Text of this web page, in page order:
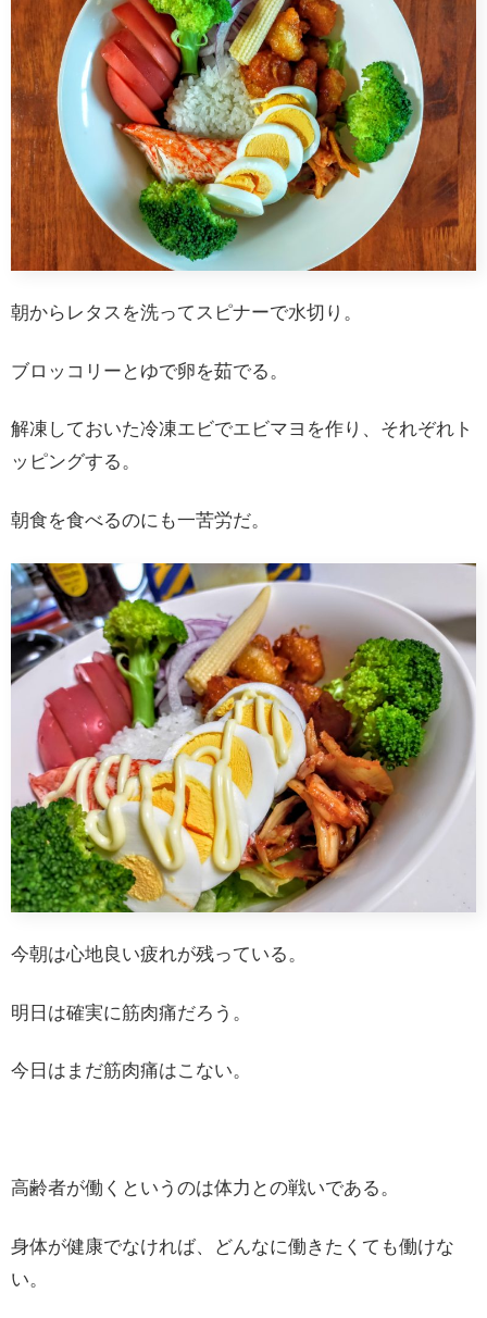
朝からレタスを洗ってスピナーで水切り。
ブロッコリーとゆで卵を茹でる。
解凍しておいた冷凍エビでエビマヨを作り、それぞれト
ッピングする。
朝食を食べるのにも一苦労だ。
今朝は心地良い疲れが残っている。
明日は確実に筋肉痛だろう。
今日はまだ筋肉痛はこない。
高齢者が働くというのは体力との戦いである。
身体が健康でなければ、どんなに働きたくても働けな
い。